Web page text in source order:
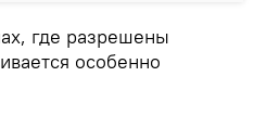
где разрешены
особенно